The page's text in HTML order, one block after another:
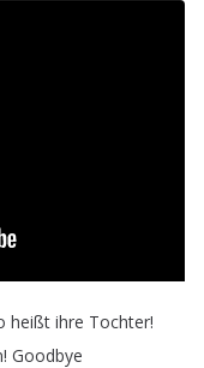
heißt ihre Tochter!
! Goodbye